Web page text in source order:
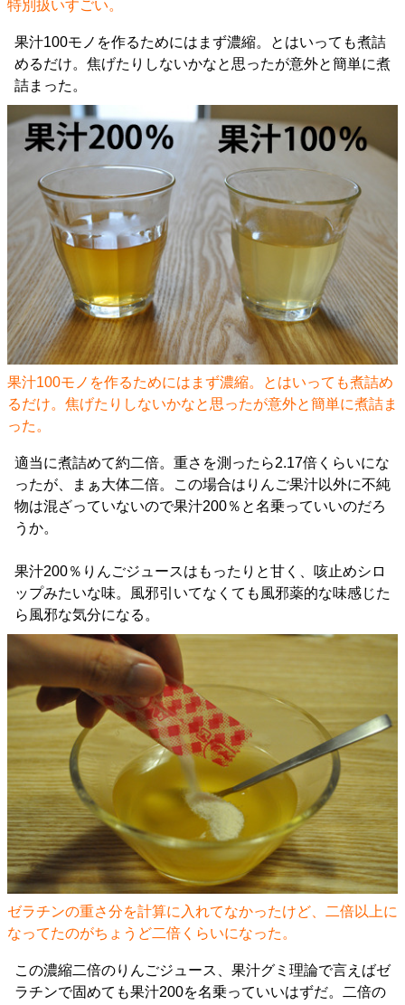
特別扱いすごい。
果汁100モノを作るためにはまず濃縮。とはいっても煮詰
めるだけ。焦げたりしないかなと思ったが意外と簡単に煮
詰まった。
果汁100モノを作るためにはまず濃縮。とはいっても煮詰め
るだけ。焦げたりしないかなと思ったが意外と簡単に煮詰ま
った。
適当に煮詰めて約二倍。重さを測ったら2.17倍くらいにな
ったが、まぁ大体二倍。この場合はりんご果汁以外に不純
物は混ざっていないので果汁200％と名乗っていいのだろ
うか。
果汁200％りんごジュースはもったりと甘く、咳止めシロ
ップみたいな味。風邪引いてなくても風邪薬的な味感じた
ら風邪な気分になる。
ゼラチンの重さ分を計算に入れてなかったけど、二倍以上に
なってたのがちょうど二倍くらいになった。
この濃縮二倍のりんごジュース、果汁グミ理論で言えばゼ
ラチンで固めても果汁200を名乗っていいはずだ。二倍の